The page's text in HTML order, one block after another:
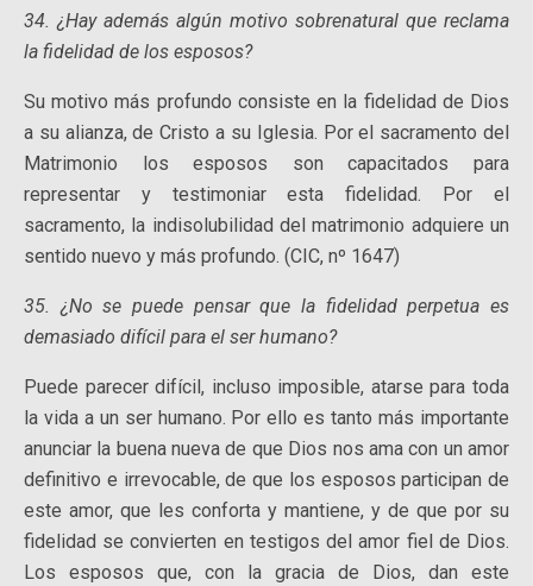
34. ¿Hay además algún motivo sobrenatural que reclama
la fidelidad de los esposos?
Su motivo más profundo consiste en la fidelidad de Dios
a su alianza, de Cristo a su Iglesia. Por el sacramento del
Matrimonio los esposos son capacitados para
representar y testimoniar esta fidelidad. Por el
sacramento, la indisolubilidad del matrimonio adquiere un
sentido nuevo y más profundo. (CIC, nº 1647)
35. ¿No se puede pensar que la fidelidad perpetua es
demasiado difícil para el ser humano?
Puede parecer difícil, incluso imposible, atarse para toda
la vida a un ser humano. Por ello es tanto más importante
anunciar la buena nueva de que Dios nos ama con un amor
definitivo e irrevocable, de que los esposos participan de
este amor, que les conforta y mantiene, y de que por su
fidelidad se convierten en testigos del amor fiel de Dios.
Los esposos que, con la gracia de Dios, dan este